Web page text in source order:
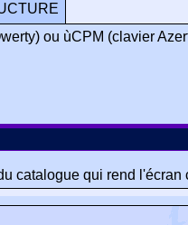
ou ùCPM (clavier
catalogue qui rend l'écran